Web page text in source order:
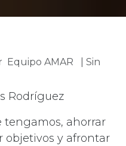
Equipo AMAR
| Sin
Rodríguez
tengamos, ahorrar
objetivos y afrontar